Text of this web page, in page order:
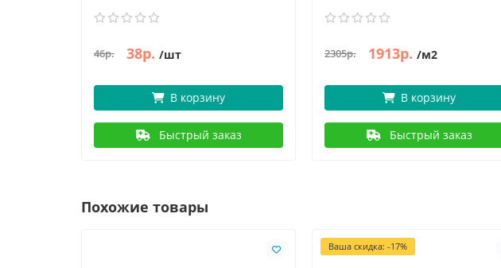
46р. 38р. /шт
В корзину
Быстрый заказ
2305р. 1913р. /м2
В корзину
Быстрый заказ
Похожие товары
Ваша скидка: -17%